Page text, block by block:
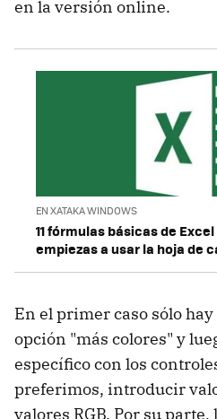
en la versión online.
EN XATAKA WINDOWS
11 fórmulas básicas de
empiezas a usar la hoja de
En el primer caso sólo
opción "más colores" y
específico con los
preferimos, introducir
valores RGB. Por su